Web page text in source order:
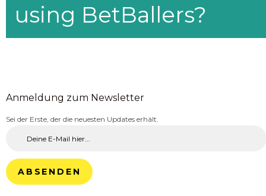
using BetBallers?
Anmeldung zum Newsletter
Sei der Erste, der die neuesten Updates erhält.
ABSENDEN